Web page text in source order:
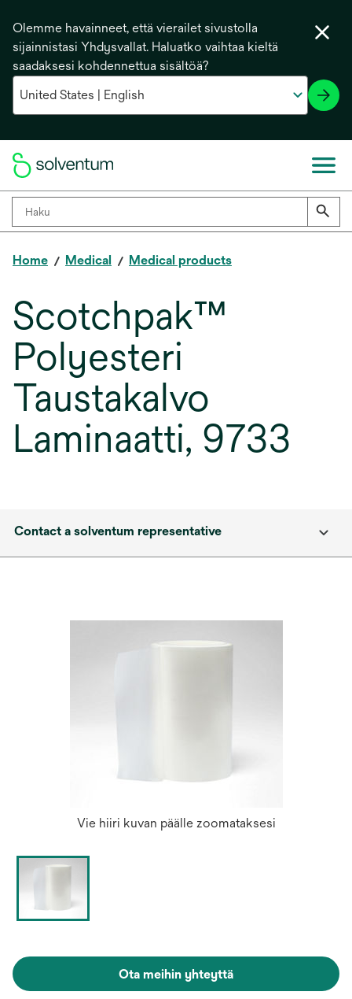
Olemme havainneet, että vierailet sivustolla
sijainnistasi Yhdysvallat. Haluatko vaihtaa kieltä
saadaksesi kohdennettua sisältöä?
Home Medical Medical products
Scotchpak™
Polyesteri
Taustakalvo
Laminaatti, 9733
Contact a solventum representative
Vie hiiri kuvan päälle zoomataksesi
Ota meihin yhteyttä